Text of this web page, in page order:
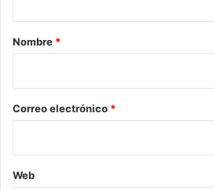
r
*
Nombre *
Correo electrónico *
Web